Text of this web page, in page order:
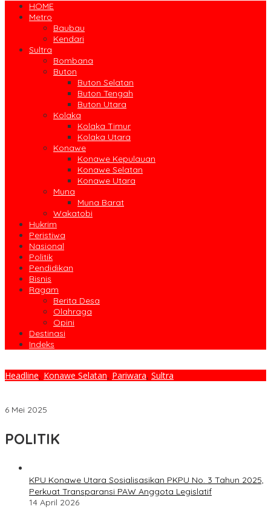
HOME
Metro
Baubau
Kendari
Sultra
Bombana
Buton
Buton Selatan
Buton Tengah
Buton Utara
Kolaka
Kolaka Timur
Kolaka Utara
Konawe
Konawe Kepulauan
Konawe Selatan
Konawe Utara
Muna
Muna Barat
Wakatobi
Hukrim
Peristiwa
Nasional
Politik
Pendidikan
Bisnis
Ragam
Berita Desa
Olahraga
Opini
Destinasi
Indeks
Headline, Konawe Selatan, Pariwara, Sultra
6 Mei 2025
POLITIK
KPU Konawe Utara Sosialisasikan PKPU No. 3 Tahun 2025,
Perkuat Transparansi PAW Anggota Legislatif
14 April 2026